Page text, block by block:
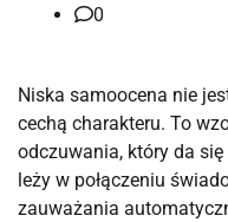
0
Niska samoocena nie
cechą charakteru. To
odczuwania, który da
leży w połączeniu
zauważania